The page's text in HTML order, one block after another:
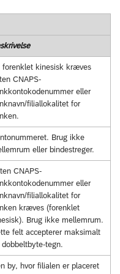
forenklet kinesisk kræves
CNAPS-
eller
filiallokalitet for
Brug ikke
eller bindestreger.
CNAPS-
eller
filiallokalitet for
kræves (forenklet
Brug ikke mellemrum.
felt accepterer maksimalt
dobbeltbyte-tegn.
by, hvor filialen er placeret